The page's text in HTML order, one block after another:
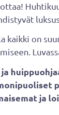
kaikki on
ja